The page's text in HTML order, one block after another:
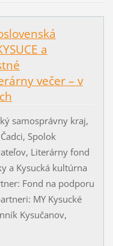
a
večer – v
samosprávny kraj,
Spolok
Literárny fond
a Kysucká kultúrna
Fond na podporu
MY Kysucké
Kysučanov,